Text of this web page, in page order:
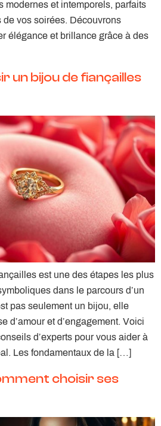
modernes et intemporels, parfaits
de vos soirées. Découvrons
élégance et brillance grâce à des
un bijou de fiançailles
est une des étapes les plus
dans le parcours d’un
pas seulement un bijou, elle
d’amour et d’engagement. Voici
d’experts pour vous aider à
Les fondamentaux de la […]
choisir ses